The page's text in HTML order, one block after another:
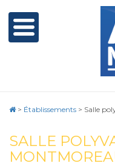
> Établissements > Salle
SALLE